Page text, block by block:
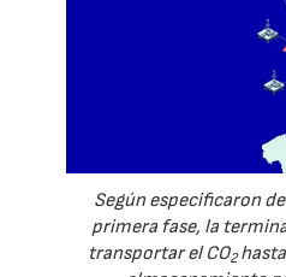
Según especificaron
primera fase, la
transportar el CO2